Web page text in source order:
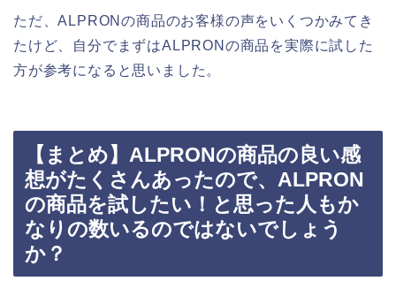
ただ、ALPRONの商品のお客様の声をいくつかみてき
たけど、自分でまずはALPRONの商品を実際に試した
方が参考になると思いました。
【まとめ】ALPRONの商品の良い感
想がたくさんあったので、ALPRON
の商品を試したい！と思った人もか
なりの数いるのではないでしょう
か？